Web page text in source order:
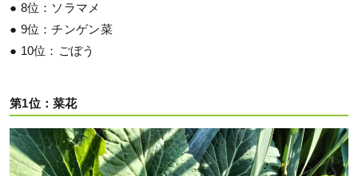
● 8位：ソラマメ
● 9位：チンゲン菜
● 10位：ごぼう
第1位：菜花